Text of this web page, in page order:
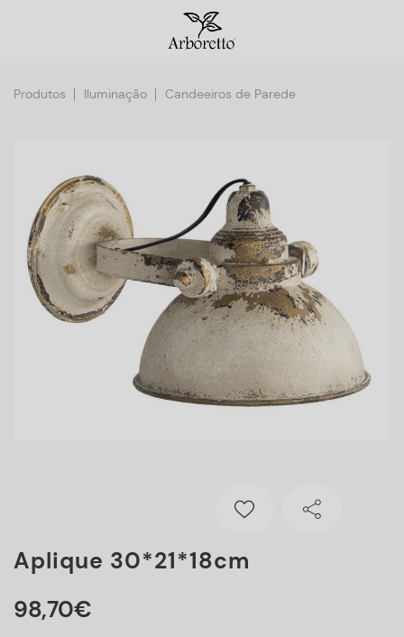
Produtos Iluminação Candeeiros de Parede
Aplique 30*21*18cm
98,70€